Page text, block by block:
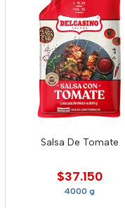
Salsa De Tomate
$37.150
4000 g